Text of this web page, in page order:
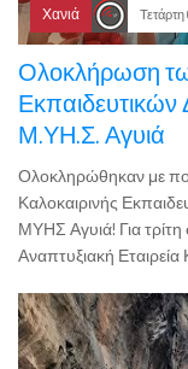
Χανιά
Ολοκλήρωση
Εκπαιδευτικών
Μ.ΥΗ.Σ. Αγυιά
Ολοκληρώθηκαν με
Καλοκαιρινής
ΜΥΗΣ Αγυιά! Για τρίτη
Αναπτυξιακή Εταιρεία